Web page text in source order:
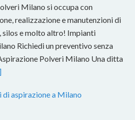
Milano si occupa con
realizzazione e manutenzioni di
silos e molto altro! Impianti
Richiedi un preventivo senza
Polveri Milano Una ditta